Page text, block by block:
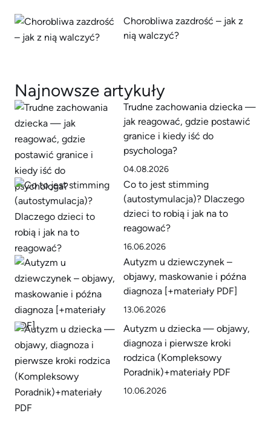
Chorobliwa zazdrość – jak z
nią walczyć?
Najnowsze artykuły
Trudne zachowania dziecka —
jak reagować, gdzie postawić
granice i kiedy iść do
psychologa?
04.08.2026
Co to jest stimming
(autostymulacja)? Dlaczego
dzieci to robią i jak na to
reagować?
16.06.2026
Autyzm u dziewczynek –
objawy, maskowanie i późna
diagnoza [+materiały PDF]
13.06.2026
Autyzm u dziecka — objawy,
diagnoza i pierwsze kroki
rodzica (Kompleksowy
Poradnik)+materiały PDF
10.06.2026